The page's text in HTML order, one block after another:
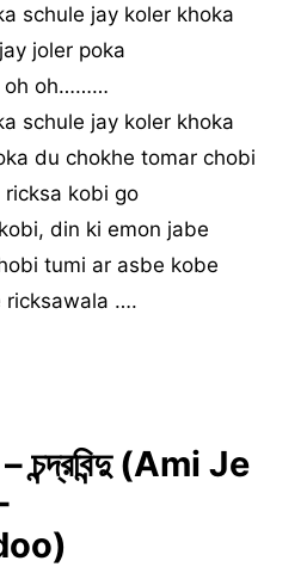
schule jay koler khoka
joler poka
oh oh………
schule jay koler khoka
du chokhe tomar chobi
ricksa kobi go
din ki emon jabe
tumi ar asbe kobe
ricksawala ….
– চন্দ্রবিন্দু (Ami Je